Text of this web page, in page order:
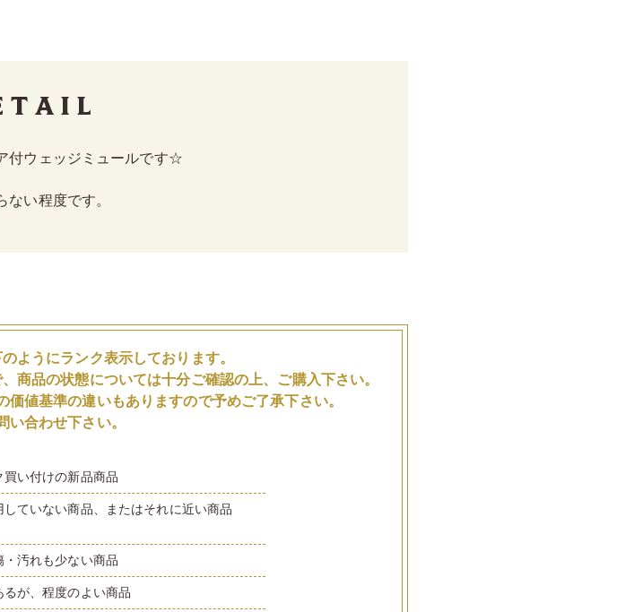
付ウェッジミュールです☆
ない程度です。
ようにランク表示しております。
商品の状態については十分ご確認の上、ご購入下さい。
値基準の違いもありますので予めご了承下さい。
い合わせ下さい。
い付けの新品商品
ていない商品、またはそれに近い商品
汚れも少ない商品
が、程度のよい商品